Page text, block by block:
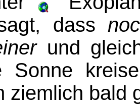
dass
und
Sonne
ziemlich bald